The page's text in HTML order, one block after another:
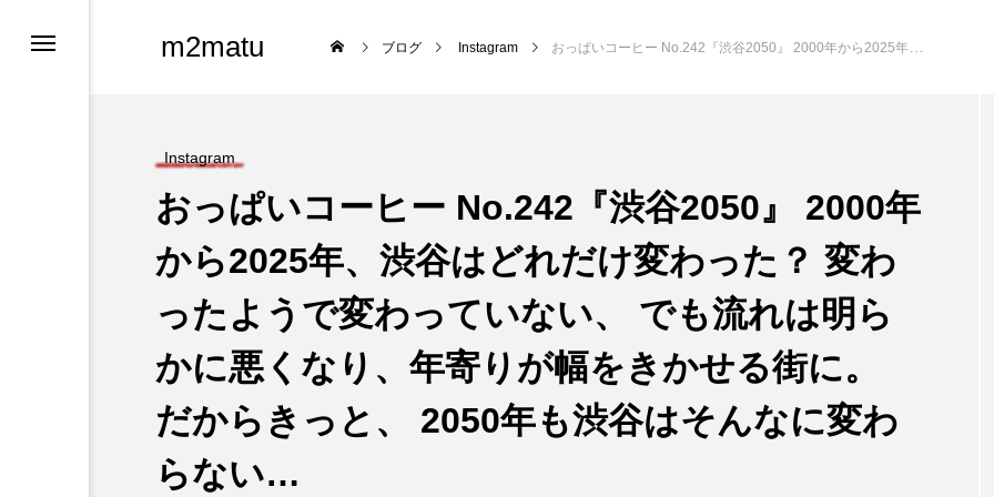
m2matu ブログ Instagram おっぱいコーヒー No.242『渋谷2050』 2000年から2025年、渋谷はどれだけ変わった？ 変わったようで変わっていない、 でも流れは明らかに悪くなり、年寄りが幅をきかせる街に。 だからきっと、 2050年も渋谷はそんなに変わらない…
Instagram
おっぱいコーヒー No.242『渋谷2050』 2000年
から2025年、渋谷はどれだけ変わった？ 変わ
ったようで変わっていない、 でも流れは明ら
かに悪くなり、年寄りが幅をきかせる街に。
だからきっと、 2050年も渋谷はそんなに変わ
らない…